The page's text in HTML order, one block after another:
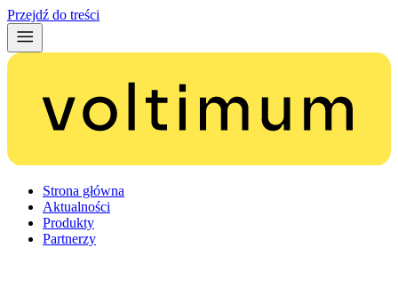
Przejdź do treści
Strona główna
Aktualności
Produkty
Partnerzy